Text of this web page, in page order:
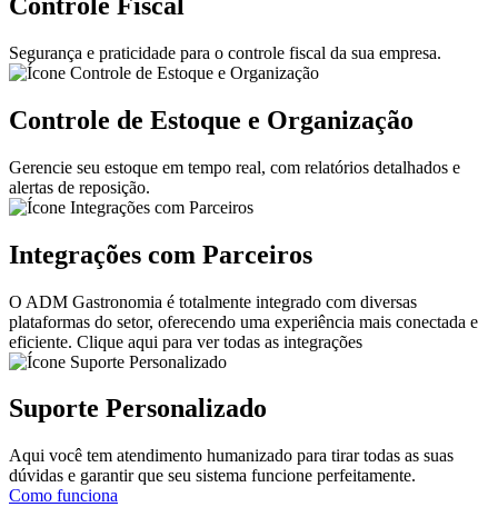
Segurança e praticidade para o controle fiscal da sua empresa.
Controle de Estoque e Organização
Gerencie seu estoque em tempo real, com relatórios detalhados e
alertas de reposição.
Integrações com Parceiros
O ADM Gastronomia é totalmente integrado com diversas
plataformas do setor, oferecendo uma experiência mais conectada e
eficiente. Clique aqui para ver todas as integrações
Suporte Personalizado
Aqui você tem atendimento humanizado para tirar todas as suas
dúvidas e garantir que seu sistema funcione perfeitamente.
Como funciona